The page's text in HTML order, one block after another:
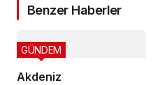
Benzer Haberler
Akdeniz
GÜNDEM